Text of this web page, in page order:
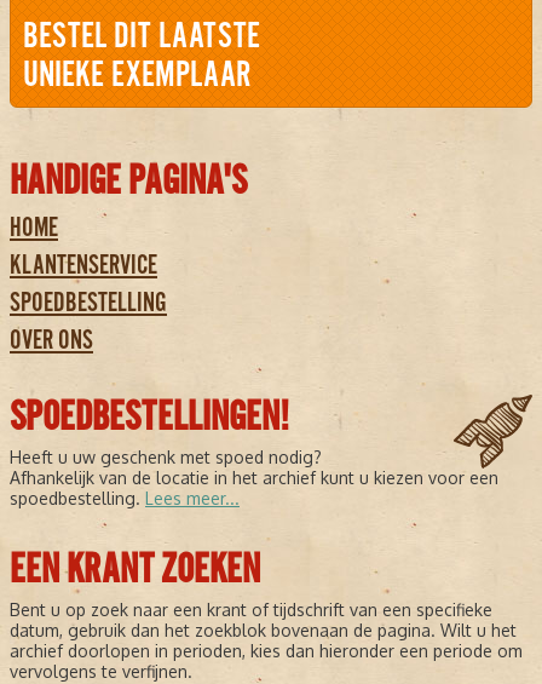
BESTEL DIT LAATSTE
UNIEKE EXEMPLAAR
HANDIGE PAGINA'S
HOME
KLANTENSERVICE
SPOEDBESTELLING
OVER ONS
SPOEDBESTELLINGEN!
Heeft u uw geschenk met spoed nodig?
Afhankelijk van de locatie in het archief kunt u kiezen voor een
spoedbestelling. Lees meer...
EEN KRANT ZOEKEN
Bent u op zoek naar een krant of tijdschrift van een specifieke
datum, gebruik dan het zoekblok bovenaan de pagina. Wilt u het
archief doorlopen in perioden, kies dan hieronder een periode om
vervolgens te verfijnen.